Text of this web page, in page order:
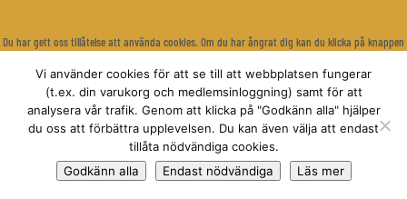
Du har gett oss tillåtelse att använda cookies. Om du har ångrat dig kan du klicka på knappen
Återkalla samtycke
© Relationsbaserad Hästträning
Anne Dirksen
Vi använder cookies för att se till att webbplatsen fungerar
(t.ex. din varukorg och medlemsinloggning) samt för att
analysera vår trafik. Genom att klicka på "Godkänn alla" hjälper
du oss att förbättra upplevelsen. Du kan även välja att endast
tillåta nödvändiga cookies.
Godkänn alla
Endast nödvändiga Läs mer